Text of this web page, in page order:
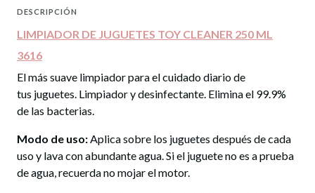
DESCRIPCIÓN
LIMPIADOR DE JUGUETES TOY CLEANER 250 ML
3616
El más suave limpiador para el cuidado diario de
tus juguetes. Limpiador y desinfectante. Elimina el 99.9%
de las bacterias.
Modo de uso:Aplica sobre los juguetes después de cada
uso y lava con abundante agua. Si el juguete no es a prueba
de agua, recuerda no mojar el motor.